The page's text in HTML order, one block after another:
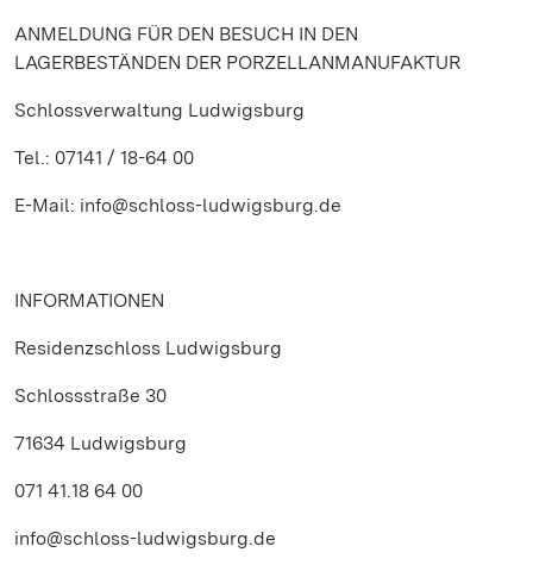
ANMELDUNG FÜR DEN BESUCH IN DEN
LAGERBESTÄNDEN DER PORZELLANMANUFAKTUR
Schlossverwaltung Ludwigsburg
Tel.: 07141 / 18-64 00
E-Mail: info@schloss-ludwigsburg.de
INFORMATIONEN
Residenzschloss Ludwigsburg
Schlossstraße 30
71634 Ludwigsburg
071 41.18 64 00
info@schloss-ludwigsburg.de